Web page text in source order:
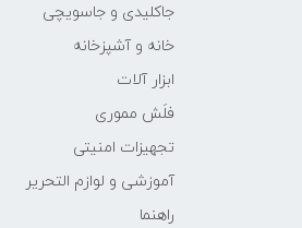
جاکلیدی و جاسویچی
خانه و آشپزخانه
ابزار آلات
فلَش مموری
تجهیزات امنیتی
آموزشی و لوازم التحریر
راهنما